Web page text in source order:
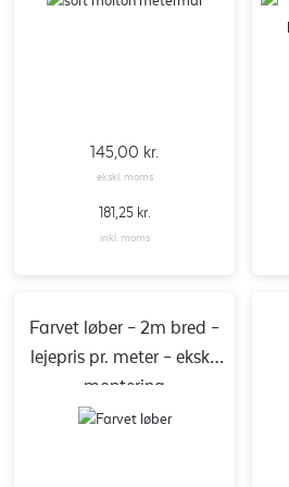
145,00 kr.
ekskl. moms
181,25 kr.
inkl. moms
Farvet løber – 2m bred –
lejepris pr. meter – ekskl.
montering